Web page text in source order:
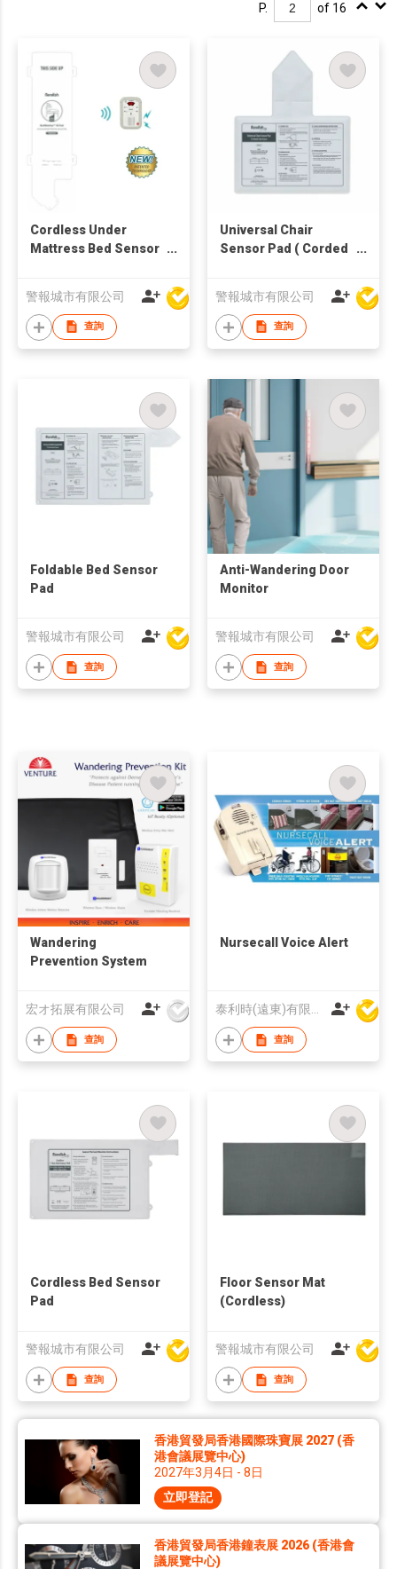
P. of 16
Cordless Under
Mattress Bed Sensor
警報城市有限公司
查詢
Universal Chair
Sensor Pad ( Corded
警報城市有限公司
查詢
Foldable Bed Sensor
Pad
警報城市有限公司
查詢
Anti-Wandering Door
Monitor
警報城市有限公司
查詢
Wandering
Prevention System
宏オ拓展有限公司
查詢
Nursecall Voice Alert
查詢
Cordless Bed Sensor
Pad
警報城市有限公司
查詢
Floor Sensor Mat
(Cordless)
警報城市有限公司
查詢
香港貿發局香港國際珠寶展 2027 (香
港會議展覽中心)
2027年3月4日 - 8日
立即登記
香港貿發局香港鐘表展 2026 (香港會
議展覽中心)